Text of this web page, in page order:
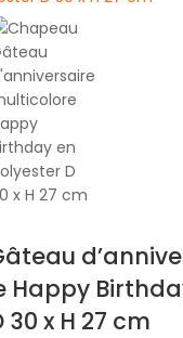
Happy
x H 27 cm